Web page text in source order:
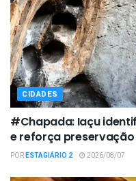
CIDADES
#Chapada: Iaçu
e reforça
PORESTAGIÁRIO 2 2026/08/07